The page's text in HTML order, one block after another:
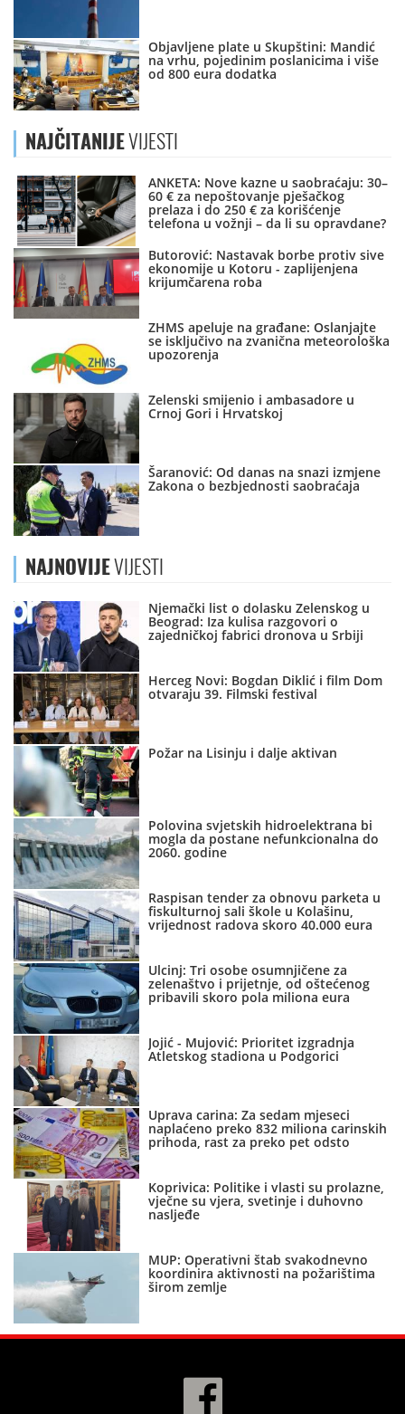
Objavljene plate u Skupštini: Mandić
na vrhu, pojedinim poslanicima i više
od 800 eura dodatka
NAJČITANIJEVIJESTI
ANKETA: Nove kazne u saobraćaju: 30–
60 € za nepoštovanje pješačkog
prelaza i do 250 € za korišćenje
telefona u vožnji – da li su opravdane?
Butorović: Nastavak borbe protiv sive
ekonomije u Kotoru - zaplijenjena
krijumčarena roba
ZHMS apeluje na građane: Oslanjajte
se isključivo na zvanična meteorološka
upozorenja
Zelenski smijenio i ambasadore u
Crnoj Gori i Hrvatskoj
Šaranović: Od danas na snazi izmjene
Zakona o bezbjednosti saobraćaja
NAJNOVIJEVIJESTI
Njemački list o dolasku Zelenskog u
Beograd: Iza kulisa razgovori o
zajedničkoj fabrici dronova u Srbiji
Herceg Novi: Bogdan Diklić i film Dom
otvaraju 39. Filmski festival
Požar na Lisinju i dalje aktivan
Polovina svjetskih hidroelektrana bi
mogla da postane nefunkcionalna do
2060. godine
Raspisan tender za obnovu parketa u
fiskulturnoj sali škole u Kolašinu,
vrijednost radova skoro 40.000 eura
Ulcinj: Tri osobe osumnjičene za
zelenaštvo i prijetnje, od oštećenog
pribavili skoro pola miliona eura
Jojić - Mujović: Prioritet izgradnja
Atletskog stadiona u Podgorici
Uprava carina: Za sedam mjeseci
naplaćeno preko 832 miliona carinskih
prihoda, rast za preko pet odsto
Koprivica: Politike i vlasti su prolazne,
vječne su vjera, svetinje i duhovno
nasljeđe
MUP: Operativni štab svakodnevno
koordinira aktivnosti na požarištima
širom zemlje